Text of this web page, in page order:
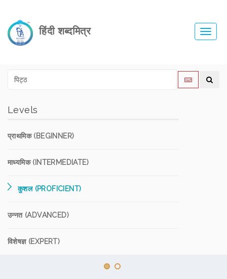
हिंदी शब्दमित्र
Levels
प्राथमिक (BEGINNER)
माध्यमिक (INTERMEDIATE)
कुशल (PROFICIENT)
उन्नत (ADVANCED)
विशेषज्ञ (EXPERT)